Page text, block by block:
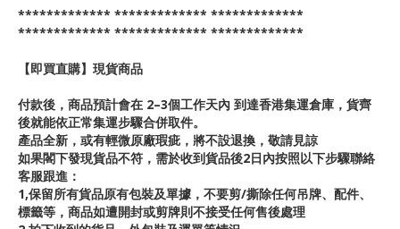
************* ************* *************
************* ************* *************
【即買直購】現貨商品
付款後，商品預計會在 2–3個工作天內 到達香港集運倉庫，貨齊
後就能依正常集運步驟合併取件。
產品全新，或有輕微原廠瑕疵，將不設退換，敬請見諒
如果閣下發現貨品不符，需於收到貨品後2日內按照以下步驟聯絡
客服跟進：
1,保留所有貨品原有包裝及單據，不要剪/撕除任何吊牌、配件、
標籤等，商品如遭開封或剪牌則不接受任何售後處理